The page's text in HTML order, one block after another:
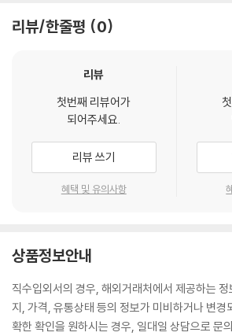
리뷰/한줄평 0
리뷰
첫번째 리뷰어가
되어주세요.
리뷰 쓰기
혜택 및 유의사항
상품정보안내
직수입외서의 경우, 해외거래처에서 제공하는
지, 가격, 유통상태 등의 정보가 미비하거나 변경
확한 확인을 원하시는 경우, 일대일 상담으로 문